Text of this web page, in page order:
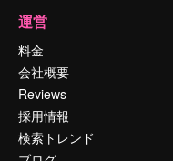
運営
料金
会社概要
Reviews
採用情報
検索トレンド